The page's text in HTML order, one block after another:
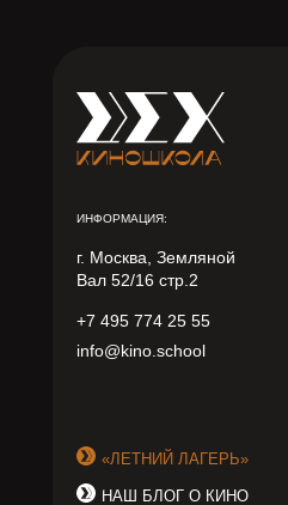
г. Москва, Земляной
Вал 52/16 стр.2
+7 495 774 25 55
ИНФОРМАЦИЯ:
info@kino.school
«ЛЕТНИЙ ЛАГЕРЬ»
НАШ БЛОГ О КИНО